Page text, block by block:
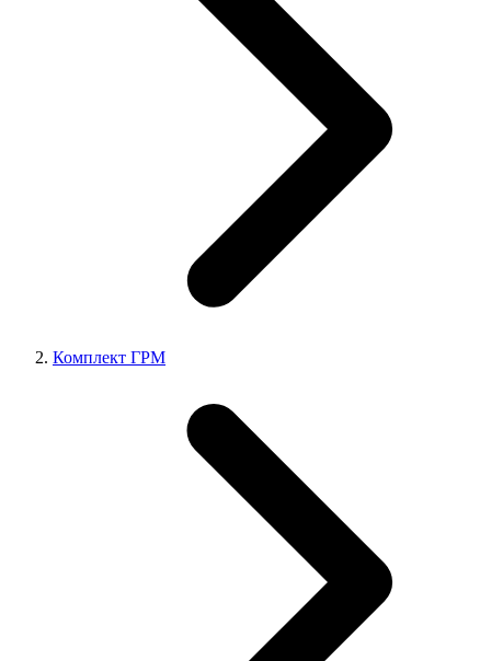
Комплект ГРМ